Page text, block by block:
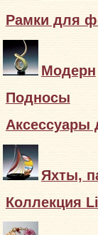
Рамки для
Подносы
Аксессуары
Яхты,
Коллекция